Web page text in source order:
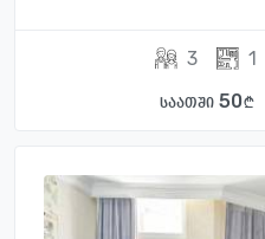
3 1
საათში 50